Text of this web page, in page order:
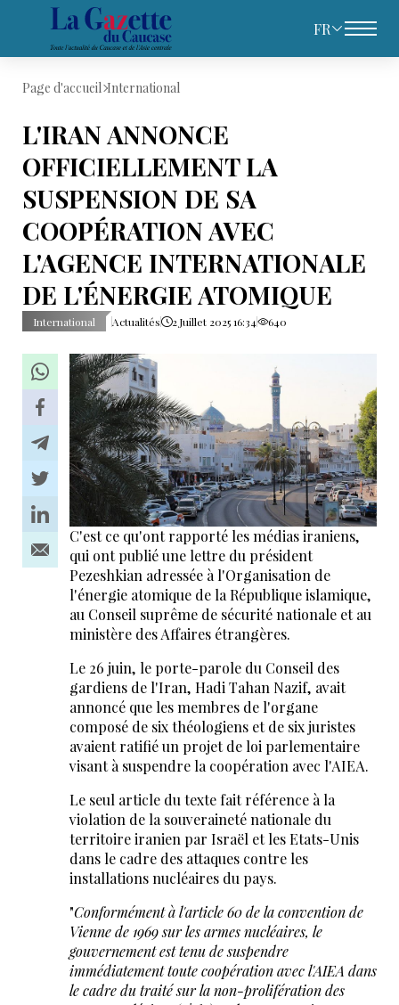
FR
Page d'accueil International
L'IRAN ANNONCE
OFFICIELLEMENT LA
SUSPENSION DE SA
COOPÉRATION AVEC
L'AGENCE INTERNATIONALE
DE L'ÉNERGIE ATOMIQUE
International Actualités 2 Juillet 2025 16:34 640
C'est ce qu'ont rapporté les médias iraniens,
qui ont publié une lettre du président
Pezeshkian adressée à l'Organisation de
l'énergie atomique de la République islamique,
au Conseil suprême de sécurité nationale et au
ministère des Affaires étrangères.
Le 26 juin, le porte-parole du Conseil des
gardiens de l'Iran, Hadi Tahan Nazif, avait
annoncé que les membres de l'organe
composé de six théologiens et de six juristes
avaient ratifié un projet de loi parlementaire
visant à suspendre la coopération avec l'AIEA.
Le seul article du texte fait référence à la
violation de la souveraineté nationale du
territoire iranien par Israël et les Etats-Unis
dans le cadre des attaques contre les
installations nucléaires du pays.
"Conformément à l'article 60 de la convention de
Vienne de 1969 sur les armes nucléaires, le
gouvernement est tenu de suspendre
immédiatement toute coopération avec l'AIEA dans
le cadre du traité sur la non-prolifération des